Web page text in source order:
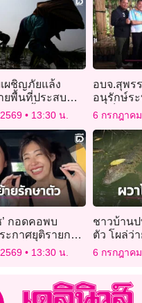
ผชิญภัยแล้ง
ยพื้นที่ประสบ
คลนน้ำ13:30 น.
อบจ.สุพร
อนุรักษ์ร
ค่าเป็นเเ
6 กรกฎาค
’ กอดคอพบ
กาศยุติรายการ
ป่วยซึมเศร้า-แพ
!
13:30 น.
ชาวบ้าน
ตัว โผล่ว่
โจมตี
6 กรกฎาค